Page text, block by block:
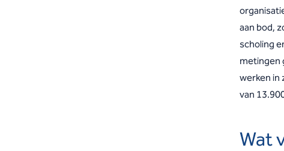
aan bod,
scholing
metingen
werken in
van
Wat